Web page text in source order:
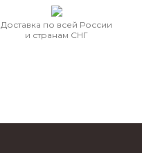
Доставка по всей России
и странам СНГ